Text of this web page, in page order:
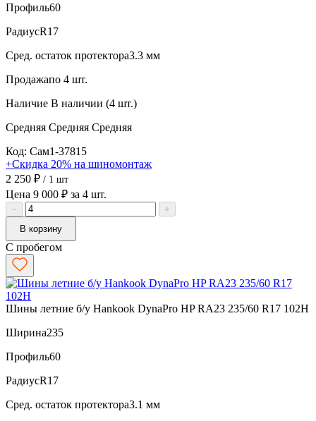
Профиль60
РадиусR17
Сред. остаток протектора3.3 мм
Продажапо 4 шт.
Наличие В наличии (4 шт.)
Средняя Средняя Средняя
Код: Сам1-37815
+Скидка 20% на шиномонтаж
2 250 ₽ / 1 шт
Цена 9 000 ₽ за 4 шт.
−
+
В корзину
С пробегом
Шины летние б/у Hankook DynaPro HP RA23 235/60 R17 102H
Ширина235
Профиль60
РадиусR17
Сред. остаток протектора3.1 мм